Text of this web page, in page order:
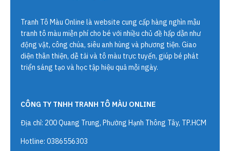
Tranh Tô Màu Online là website cung cấp hàng nghìn mẫu
tranh tô màu miễn phí cho bé với nhiều chủ đề hấp dẫn như
động vật, công chúa, siêu anh hùng và phương tiện. Giao
diện thân thiện, dễ tải và tô màu trực tuyến, giúp bé phát
triển sáng tạo và học tập hiệu quả mỗi ngày.
CÔNG TY TNHH TRANH TÔ MÀU ONLINE
Địa chỉ: 200 Quang Trung, Phường Hạnh Thông Tây, TP.HCM
Hotline: 0386556303